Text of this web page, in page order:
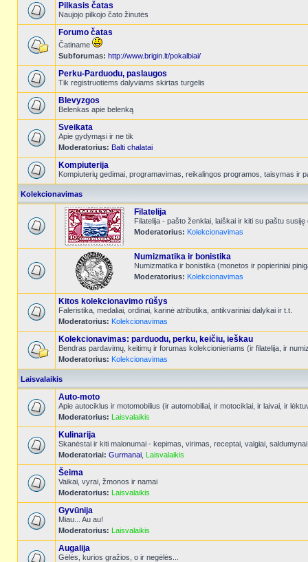
Pilkasis čatas
Naujojo pilkojo čato žinutės
Forumo čatas
Čatiname
Subforumas: http://www.brigin.lt/pokalbiai/
Perku-Parduodu, paslaugos
Tik registruotiems dalyviams skirtas turgelis
Blevyzgos
Belenkas apie belenką
Sveikata
Apie gydymąsi ir ne tik
Moderatorius: Balti chalatai
Kompiuterija
Kompiuterių gedimai, programavimas, reikalingos programos, taisymas ir
Kolekcionavimas
Filatelija
Filatelija - pašto ženklai, laiškai ir kiti su paštu susiję
Moderatorius: Kolekcionavimas
Numizmatika ir bonistika
Numizmatika ir bonistika (monetos ir popieriniai
Moderatorius: Kolekcionavimas
Kitos kolekcionavimo rūšys
Faleristika, medaliai, ordinai, karinė atributika, antikvariniai dalykai ir t.t.
Moderatorius: Kolekcionavimas
Kolekcionavimas: parduodu, perku, keičiu, ieškau
Bendras pardavimų, keitimų ir forumas kolekcionieriams (ir filatelija, ir
Moderatorius: Kolekcionavimas
Laisvalaikis
Auto-moto
Apie autociklus ir motomobilius (ir automobiliai, ir motociklai, ir laivai, ir
Moderatorius: Laisvalaikis
Kulinarija
Skanėstai ir kiti malonumai - kepimas, virimas, receptai, valgiai,
Moderatoriai: Gurmanai Laisvalaikis
Šeima
Vaikai, vyrai, žmonos ir namai
Moderatorius: Laisvalaikis
Gyvūnija
Miau... Au au!
Moderatorius: Laisvalaikis
Augalija
Gėlės, kurios gražios, o ir negėlės...